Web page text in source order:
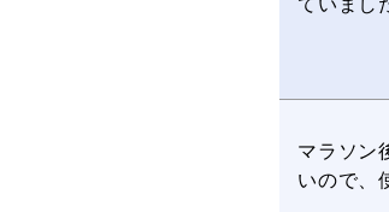
マラソン
いので、